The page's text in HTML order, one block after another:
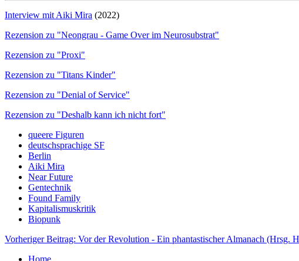
Interview mit Aiki Mira (2022)
Rezension zu "Neongrau - Game Over im Neurosubstrat"
Rezension zu "Proxi"
Rezension zu "Titans Kinder"
Rezension zu "Denial of Service"
Rezension zu "Deshalb kann ich nicht fort"
queere Figuren
deutschsprachige SF
Berlin
Aiki Mira
Near Future
Gentechnik
Found Family
Kapitalismuskritik
Biopunk
Vorheriger Beitrag: Vor der Revolution - Ein phantastischer Almanach (Hrsg.
Home